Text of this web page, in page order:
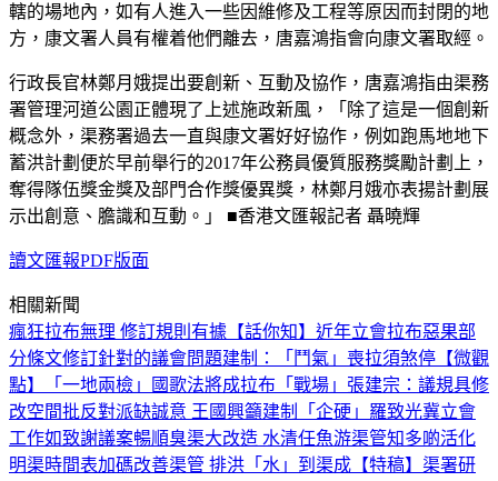
轄的場地內，如有人進入一些因維修及工程等原因而封閉的地
方，康文署人員有權着他們離去，唐嘉鴻指會向康文署取經。
行政長官林鄭月娥提出要創新、互動及協作，唐嘉鴻指由渠務
署管理河道公園正體現了上述施政新風，「除了這是一個創新
概念外，渠務署過去一直與康文署好好協作，例如跑馬地地下
蓄洪計劃便於早前舉行的2017年公務員優質服務獎勵計劃上，
奪得隊伍獎金獎及部門合作獎優異獎，林鄭月娥亦表揚計劃展
示出創意、膽識和互動。」 ■香港文匯報記者 聶曉輝
讀文匯報PDF版面
相關新聞
瘋狂拉布無理 修訂規則有據 【話你知】近年立會拉布惡果部
分條文修訂針對的議會問題建制：「鬥氣」喪拉須煞停 【微觀
點】「一地兩檢」國歌法將成拉布「戰場」 張建宗：議規具修
改空間批反對派缺誠意 王國興籲建制「企硬」 羅致光冀立會
工作如致謝議案暢順臭渠大改造 水清任魚游渠管知多啲活化
明渠時間表加碼改善渠管 排洪「水」到渠成 【特稿】渠署研